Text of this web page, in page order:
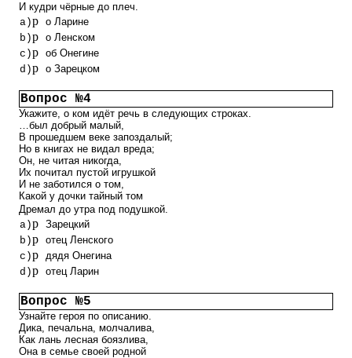
И кудри чёрные до плеч.
a)p о Ларине
b)p о Ленском
c)p об Онегине
d)p о Зарецком
Вопрос №4
Укажите, о ком идёт речь в следующих строках.
…был добрый малый,
В прошедшем веке запоздалый;
Но в книгах не видал вреда;
Он, не читая никогда,
Их почитал пустой игрушкой
И не заботился о том,
Какой у дочки тайный том
Дремал до утра под подушкой.
a)p Зарецкий
b)p отец Ленского
c)p дядя Онегина
d)p отец Ларин
Вопрос №5
Узнайте героя по описанию.
Дика, печальна, молчалива,
Как лань лесная боязлива,
Она в семье своей родной